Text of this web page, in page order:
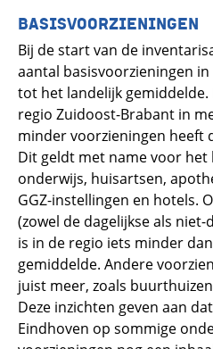
BASISVOORZIENINGEN
Bij de start van de
aantal basisvoorzieningen
tot het landelijk
regio Zuidoost-Brabant in
minder voorzieningen heeft
Dit geldt met name voor het
onderwijs, huisartsen,
GGZ-instellingen en hotels.
(zowel de dagelijkse als
is in de regio iets minder
gemiddelde. Andere
juist meer, zoals
Deze inzichten geven aan
Eindhoven op sommige